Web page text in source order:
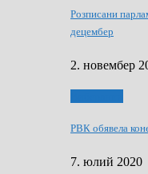
Розписани
децембер
2. новембер
РВК обявела
7. юлий 2020